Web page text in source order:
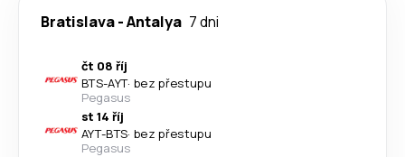
Bratislava-Antalya 7 dni
čt 08 říj
BTS-AYT· bez přestupu
Pegasus
st 14 říj
AYT-BTS· bez přestupu
Pegasus